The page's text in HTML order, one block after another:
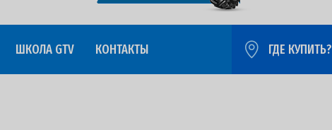
ШКОЛА GTV КОНТАКТЫ ГДЕ КУПИТЬ?